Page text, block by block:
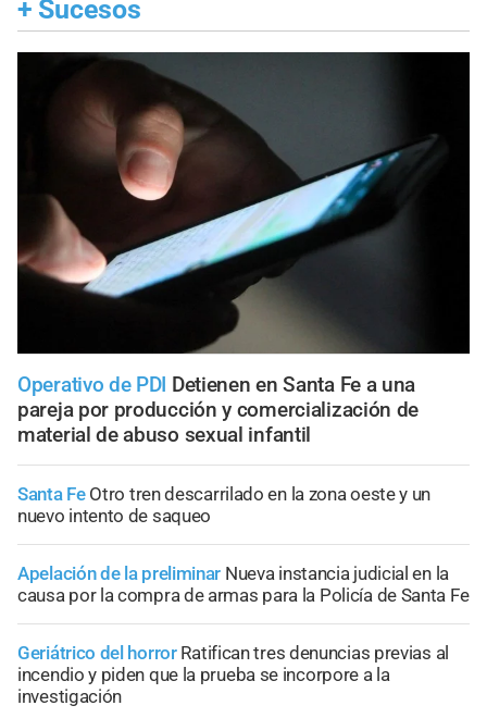
+ Sucesos
Operativo de PDI Detienen en Santa Fe a una
pareja por producción y comercialización de
material de abuso sexual infantil
Santa Fe Otro tren descarrilado en la zona oeste y un
nuevo intento de saqueo
Apelación de la preliminar Nueva instancia judicial en la
causa por la compra de armas para la Policía de Santa Fe
Geriátrico del horror Ratifican tres denuncias previas al
incendio y piden que la prueba se incorpore a la
investigación